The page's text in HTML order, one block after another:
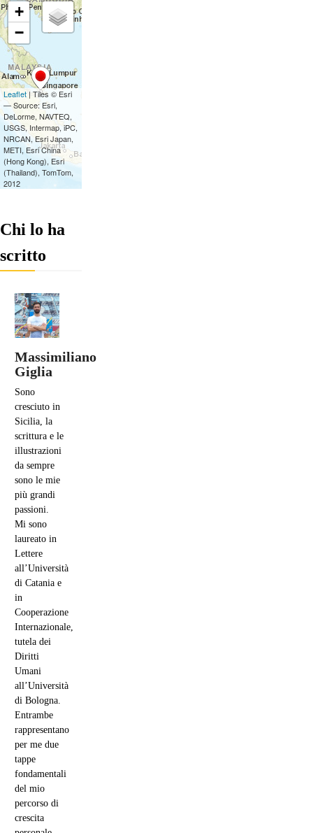
Chi lo ha
scritto
Massimiliano
Giglia
Sono
cresciuto in
Sicilia, la
scrittura e le
illustrazioni
da sempre
sono le mie
più grandi
passioni.
Mi sono
laureato in
Lettere
all’Università
di Catania e
in
Cooperazione
Internazionale,
tutela dei
Diritti
Umani
all’Università
di Bologna.
Entrambe
rappresentano
per me due
tappe
fondamentali
del mio
percorso di
crescita